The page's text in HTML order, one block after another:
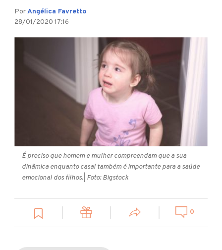
PorAngélica Favretto
28/01/2020 17:16
É preciso que homem e mulher compreendam que a sua
dinâmica enquanto casal também é importante para a saúde
emocional dos filhos. | Foto: Bigstock
0